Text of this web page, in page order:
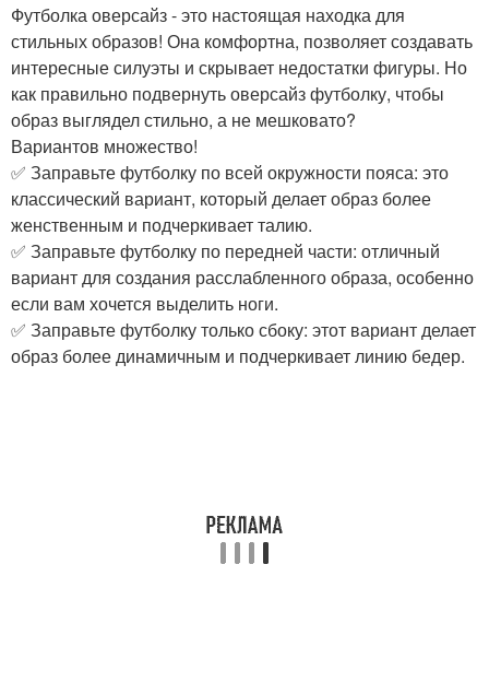
Футболка оверсайз - это настоящая находка для
стильных образов! Она комфортна, позволяет создавать
интересные силуэты и скрывает недостатки фигуры. Но
как правильно подвернуть оверсайз футболку, чтобы
образ выглядел стильно, а не мешковато?
Вариантов множество!
✅ Заправьте футболку по всей окружности пояса: это
классический вариант, который делает образ более
женственным и подчеркивает талию.
✅ Заправьте футболку по передней части: отличный
вариант для создания расслабленного образа, особенно
если вам хочется выделить ноги.
✅ Заправьте футболку только сбоку: этот вариант делает
образ более динамичным и подчеркивает линию бедер.